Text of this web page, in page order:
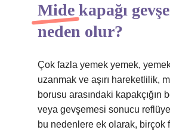
Mide kapağı
neden olur?
Çok fazla yemek yemek,
uzanmak ve aşırı hareketlilik,
borusu arasındaki kapakçığın
veya gevşemesi sonucu
bu nedenlere ek olarak, birçok